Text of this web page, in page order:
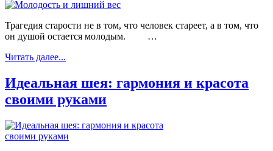
Трагедия старости не в том, что человек стареет, а в том, что
он душой остается молодым. …
Читать далее...
Идеальная шея: гармония и красота
своими руками